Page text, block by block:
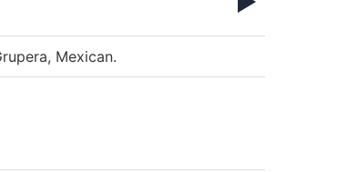
Mexican.